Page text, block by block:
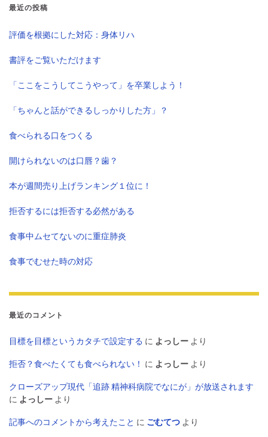
最近の投稿
評価を根拠にした対応：身体リハ
書評をご覧いただけます
「ここをこうしてこうやって」を卒業しよう！
「ちゃんと話ができるしっかりした方」？
食べられる口をつくる
開けられないのは口唇？歯？
本が週間売り上げランキング１位に！
拒否するには拒否する必然がある
食事中ムセてないのに重症肺炎
食事でむせた時の対応
最近のコメント
目標を目標というカタチで設定する に よっしー より
拒否？食べたくても食べられない！ に よっしー より
クローズアップ現代「追跡 精神科病院でなにが」が放送されます
に よっしー より
記事へのコメントから考えたこと に ごむてつ より